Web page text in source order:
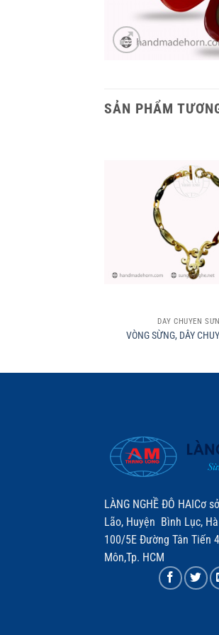
SẢN PHẨM
DÂY CHUYỀN
VÒNG SỪNG, DÂY
LÀNG NGHỀ ĐÔ HAICơ
Lão, Huyện Bình Lục,
100/5E Đường Tân Tiến
Môn,Tp. HCM